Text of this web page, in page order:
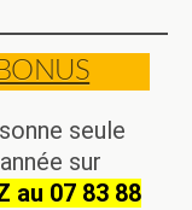
seule
sur
au 07 83 88